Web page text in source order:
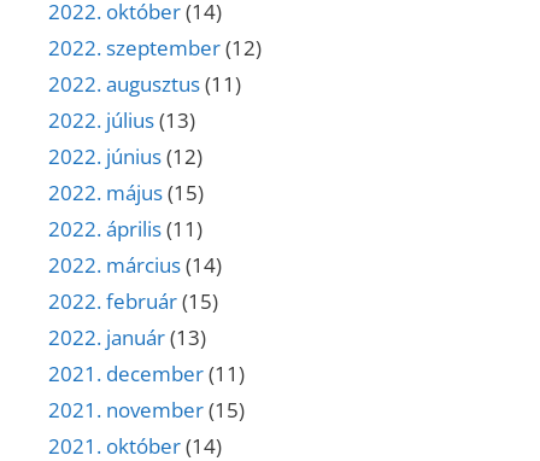
2022. október(14)
2022. szeptember(12)
2022. augusztus(11)
2022. július(13)
2022. június(12)
2022. május(15)
2022. április(11)
2022. március(14)
2022. február(15)
2022. január(13)
2021. december(11)
2021. november(15)
2021. október(14)